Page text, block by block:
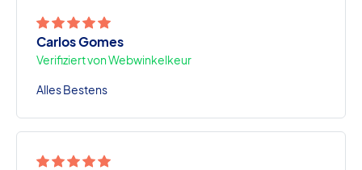
Carlos Gomes
Verifiziert von Webwinkelkeur
Alles Bestens